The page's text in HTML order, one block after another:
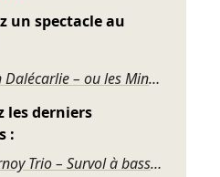
un spectacle au
Gustave en Dalécarlie – ou les Mineurs suédois
les derniers
:
Jérémie Ternoy Trio – Survol à basse altitude